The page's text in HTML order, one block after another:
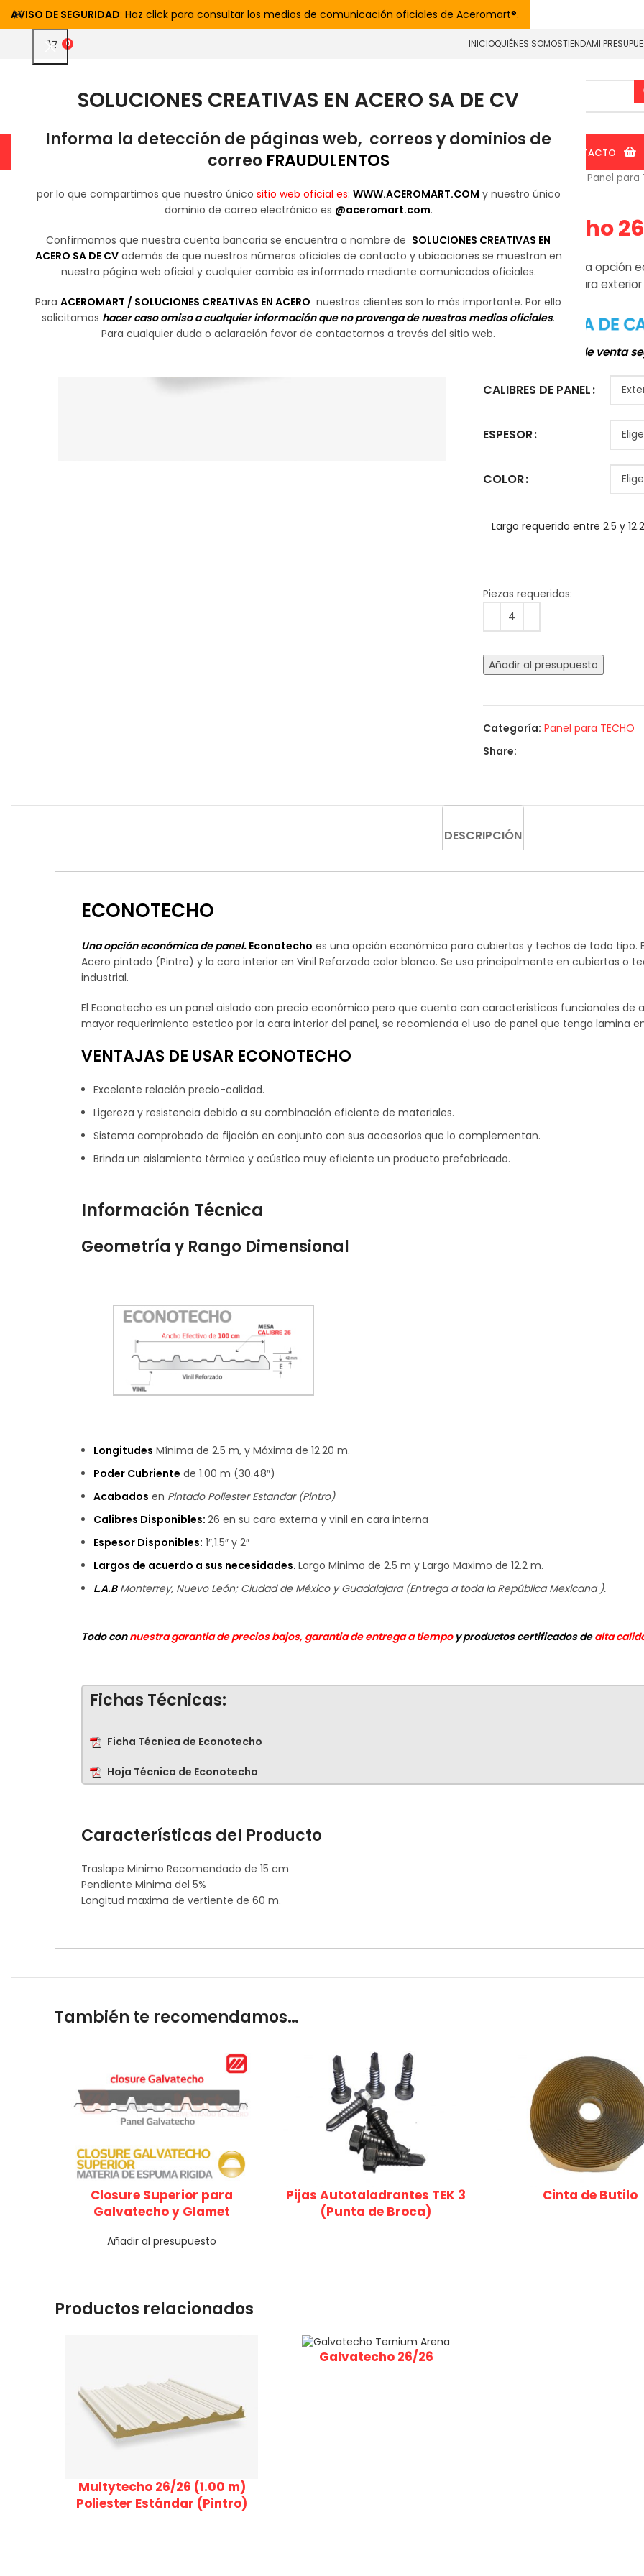
SOLUCIONES CREATIVAS EN ACERO SA DE CV
Informa la detección de páginas web, correos y dominios de
correo FRAUDULENTOS
por lo que compartimos que nuestro único sitio web oficial es: WWW.ACEROMART.COM y nuestro único
dominio de correo electrónico es @aceromart.com.
Confirmamos que nuestra cuenta bancaria se encuentra a nombre de SOLUCIONES CREATIVAS EN
ACERO SA DE CVademás de que nuestros números oficiales de contacto y ubicaciones se muestran en
nuestra página web oficial y cualquier cambio es informado mediante comunicados oficiales.
Para ACEROMART / SOLUCIONES CREATIVAS EN ACERO nuestros clientes son lo más importante. Por ello
solicitamos hacer caso omiso a cualquier información que no provenga de nuestros medios oficiales.
Para cualquier duda o aclaración favor de contactarnos a través del sitio web.
0 INICIOQUIÉNES SOMOSTIENDAMI
ENGARGOLADOSTRASLÚCIDASAISLAMIENTOS BLOG
CONTACTO
Panel para
Econotecho 26
Econotecho
es una opción
fabricado con la cara
Aplican mínimos de venta
CALIBRES DE PANEL
ESPESOR
COLOR
Largo requerido entre 2.5 y
Añadir al presupuesto
Categoría: Panel para TECHO
Share:
DESCRIPCIÓN
ECONOTECHO
Una opción económica de panel. Econotecho es una opción económica para cubiertas y techos de todo tipo.
Acero pintado (Pintro) y la cara interior en Vinil Reforzado color blanco. Se usa principalmente en cubiertas o
industrial.
El Econotecho es un panel aislado con precio económico pero que cuenta con caracteristicas funcionales de
mayor requerimiento estetico por la cara interior del panel, se recomienda el uso de panel que tenga lamina
VENTAJAS DE USAR ECONOTECHO
Excelente relación precio-calidad.
Ligereza y resistencia debido a su combinación eficiente de materiales.
Sistema comprobado de fijación en conjunto con sus accesorios que lo complementan.
Brinda un aislamiento térmico y acústico muy eficiente un producto prefabricado.
Información Técnica
Geometría y Rango Dimensional
Longitudes Mínima de 2.5 m, y Máxima de 12.20 m.
Poder Cubriente de 1.00 m (30.48″)
Acabados en Pintado Poliester Estandar (Pintro)
Calibres Disponibles: 26 en su cara externa y vinil en cara interna
Espesor Disponibles: 1″,1.5″ y 2″
Largos de acuerdo a sus necesidades. Largo Minimo de 2.5 m y Largo Maximo de 12.2 m.
L.A.BMonterrey, Nuevo León; Ciudad de México y Guadalajara (Entrega a toda la República Mexicana ).
Todo connuestra garantia de precios bajos, garantia de entrega a tiempoy productos certificados dealta
Fichas Técnicas:
Ficha Técnica de Econotecho
Hoja Técnica de Econotecho
Características del Producto
Traslape Minimo Recomendado de 15 cm
Pendiente Minima del 5%
Longitud maxima de vertiente de 60 m.
También te recomendamos…
Closure Superior para
Galvatecho y Glamet
Añadir al presupuesto
Pijas Autotaladrantes TEK 3
(Punta de Broca)
Cinta de Butilo
Productos relacionados
Multytecho 26/26 (1.00 m)
Poliester Estándar (Pintro)
Galvatecho 26/26
AVISO DE SEGURIDAD: Haz click para consultar los medios de comunicación oficiales de Aceromart®.